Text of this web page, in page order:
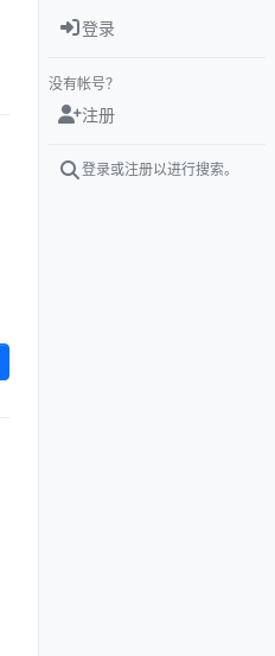
登录
没有帐号？
注册
登录或注册以进行搜索。